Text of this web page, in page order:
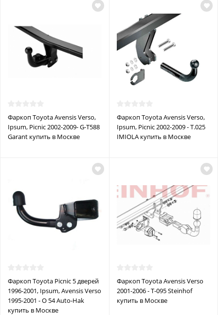
Фаркоп Toyota Avensis Verso,
Ipsum, Picnic 2002-2009- G-T588
Garant купить в Москве
Фаркоп Toyota Avensis Verso,
Ipsum, Picnic 2002-2009 - T.025
IMIOLA купить в Москве
Фаркоп Toyota Picnic 5 дверей
1996-2001, Ipsum, Avensis Verso
1995-2001 - O 54 Auto-Hak
купить в Москве
Фаркоп Toyota Avensis Verso
2001-2006 - T-095 Steinhof
купить в Москве